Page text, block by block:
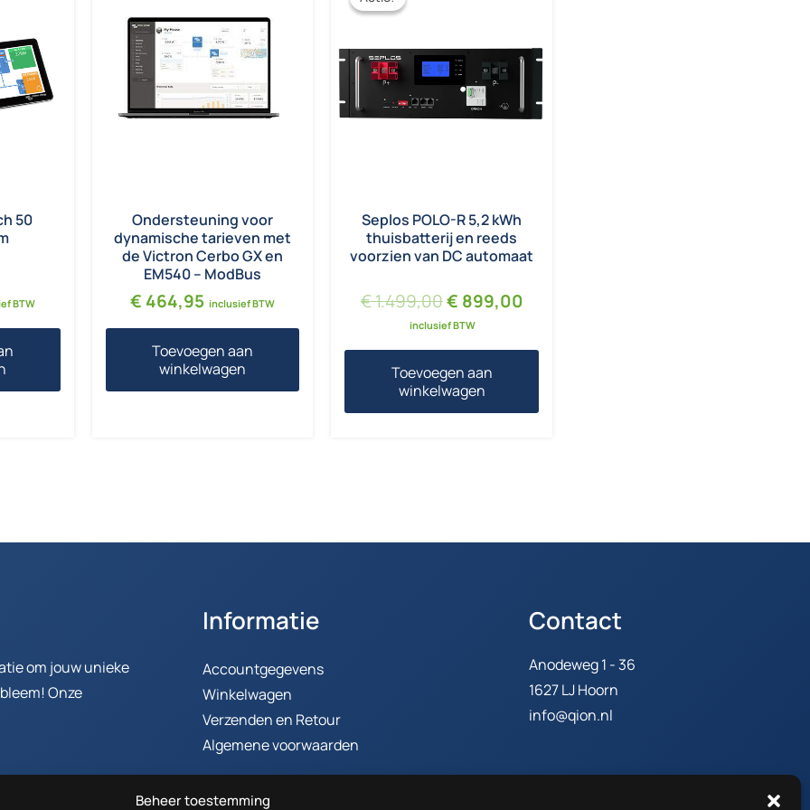
Beheer toestemming
50
BTW
Ondersteuning voor
dynamische tarieven met
de Victron Cerbo GX en
EM540 – ModBus
€ 464,95 inclusief BTW
Toevoegen aan
winkelwagen
Seplos POLO-R 5,2 kWh
thuisbatterij en reeds
voorzien van DC automaat
€1.499,00Oorspronkelijke prijs was: € 1.499,00.
€ 899,00Huidige prijs is: € 899,00.
inclusief BTW
Toevoegen aan
winkelwagen
om jouw unieke
Onze
Informatie
Accountgegevens
Winkelwagen
Verzenden en Retour
Algemene voorwaarden
Contact
Anodeweg 1 - 36
1627 LJ Hoorn
info@qion.nl